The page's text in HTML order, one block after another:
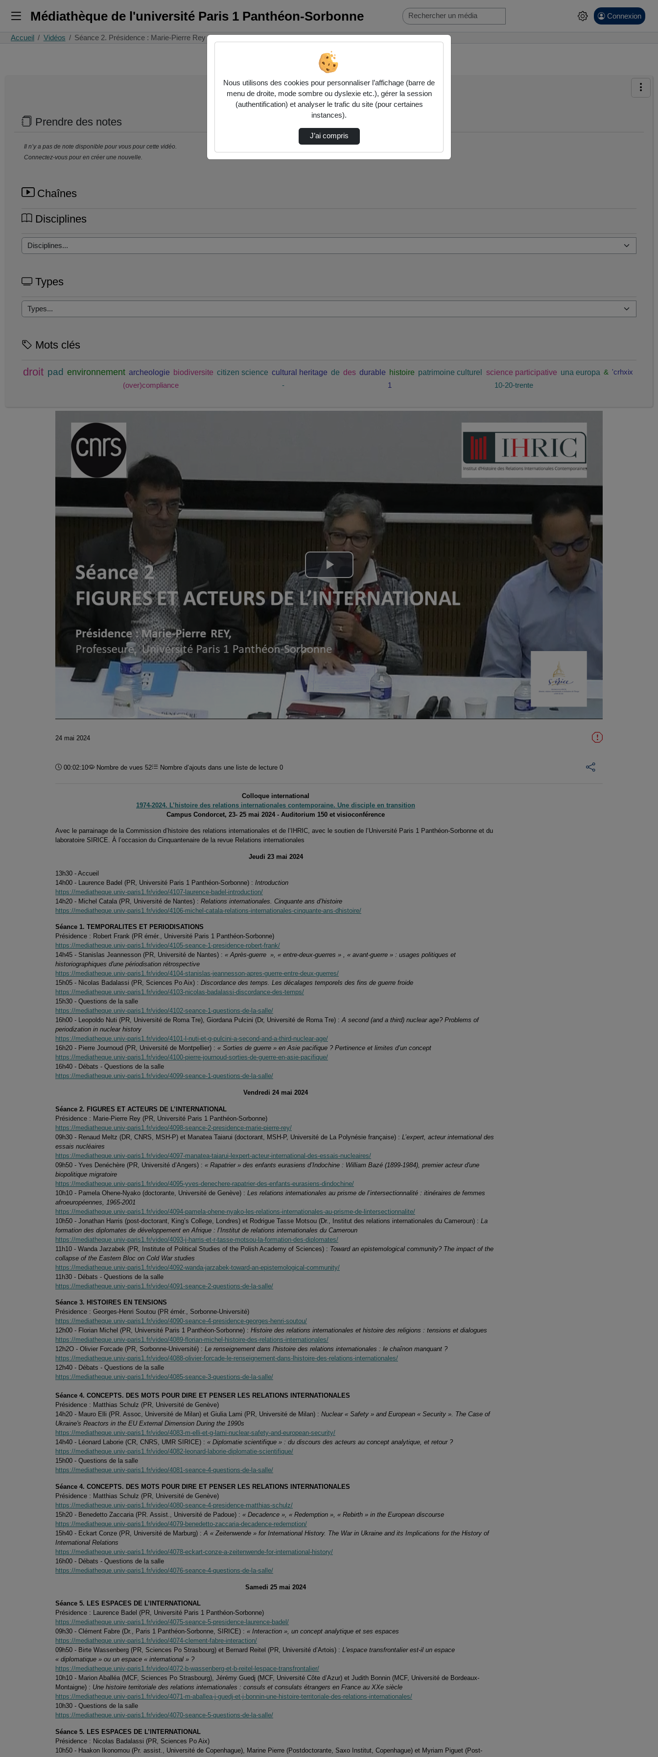
Médiathèque de l'université Paris 1 Panthéon-Sorbonne Connexion
Accueil Vidéos Séance 2. Présidence : Marie-Pierre Rey
Prendre des notes
Il n’y a pas de note disponible pour vous pour cette vidéo.
Connectez-vous pour en créer une nouvelle.
Chaînes
Disciplines
Types
Mots clés
droit pad environnement archeologie biodiversite citizen science cultural heritage de des durable histoire patrimoine culturel science participative una europa & 'crhxix
(over)compliance
- 1 10-20-trente
Lire
la
vidéo
24 mai 2024
Durée :
00:02:10 Nombre de vues 52 Nombre d’ajouts dans une liste de lecture 0
Colloque international
1974-2024. L’histoire des relations internationales contemporaine. Une disciple en transition
Campus Condorcet, 23- 25 mai 2024 - Auditorium 150 et visioconférence
Avec le parrainage de la Commission d’histoire des relations internationales et de l’IHRIC, avec le soutien de l’Université Paris 1 Panthéon-Sorbonne et du
laboratoire SIRICE. À l’occasion du Cinquantenaire de la revue Relations internationales
Jeudi 23 mai 2024
13h30 - Accueil
14h00 - Laurence Badel (PR, Université Paris 1 Panthéon-Sorbonne) : Introduction
https://mediatheque.univ-paris1.fr/video/4107-laurence-badel-introduction/
14h20 - Michel Catala (PR, Université de Nantes) : Relations internationales. Cinquante ans d’histoire
https://mediatheque.univ-paris1.fr/video/4106-michel-catala-relations-internationales-cinquante-ans-dhistoire/
Séance 1. TEMPORALITES ET PERIODISATIONS
Présidence : Robert Frank (PR émér., Université Paris 1 Panthéon-Sorbonne)
https://mediatheque.univ-paris1.fr/video/4105-seance-1-presidence-robert-frank/
14h45 - Stanislas Jeannesson (PR, Université de Nantes) : « Après-guerre », « entre-deux-guerres » , « avant-guerre » : usages politiques et
historiographiques d'une périodisation rétrospective
https://mediatheque.univ-paris1.fr/video/4104-stanislas-jeannesson-apres-guerre-entre-deux-guerres/
15h05 - Nicolas Badalassi (PR, Sciences Po Aix) : Discordance des temps. Les décalages temporels des fins de guerre froide
https://mediatheque.univ-paris1.fr/video/4103-nicolas-badalassi-discordance-des-temps/
15h30 - Questions de la salle
https://mediatheque.univ-paris1.fr/video/4102-seance-1-questions-de-la-salle/
16h00 - Leopoldo Nuti (PR, Université de Roma Tre), Giordana Pulcini (Dr, Université de Roma Tre) :A second (and a third) nuclear age? Problems of
periodization in nuclear history
https://mediatheque.univ-paris1.fr/video/4101-l-nuti-et-g-pulcini-a-second-and-a-third-nuclear-age/
16h20 - Pierre Journoud (PR, Université de Montpellier) : « Sorties de guerre » en Asie pacifique ? Pertinence et limites d’un concept
https://mediatheque.univ-paris1.fr/video/4100-pierre-journoud-sorties-de-guerre-en-asie-pacifique/
16h40 - Débats - Questions de la salle
https://mediatheque.univ-paris1.fr/video/4099-seance-1-questions-de-la-salle/
Vendredi 24 mai 2024
Séance 2. FIGURES ET ACTEURS DE L’INTERNATIONAL
Présidence : Marie-Pierre Rey (PR, Université Paris 1 Panthéon-Sorbonne)
https://mediatheque.univ-paris1.fr/video/4098-seance-2-presidence-marie-pierre-rey/
09h30 - Renaud Meltz (DR, CNRS, MSH-P) et Manatea Taiarui (doctorant, MSH-P, Université de La Polynésie française) : L’expert, acteur international des
essais nucléaires
https://mediatheque.univ-paris1.fr/video/4097-manatea-taiarui-lexpert-acteur-international-des-essais-nucleaires/
09h50 - Yves Denéchère (PR, Université d’Angers) : « Rapatrier » des enfants eurasiens d’Indochine : William Bazé (1899-1984), premier acteur d'une
biopolitique migratoire
https://mediatheque.univ-paris1.fr/video/4095-yves-denechere-rapatrier-des-enfants-eurasiens-dindochine/
10h10 - Pamela Ohene-Nyako (doctorante, Université de Genève) : Les relations internationales au prisme de l’intersectionnalité : itinéraires de femmes
afroeuropéennes, 1965-2001
https://mediatheque.univ-paris1.fr/video/4094-pamela-ohene-nyako-les-relations-internationales-au-prisme-de-lintersectionnalite/
10h50 - Jonathan Harris (post-doctorant, King’s College, Londres) et Rodrigue Tasse Motsou (Dr., Institut des relations internationales du Cameroun) : La
formation des diplomates de développement en Afrique : l’Institut de relations internationales du Cameroun
https://mediatheque.univ-paris1.fr/video/4093-j-harris-et-r-tasse-motsou-la-formation-des-diplomates/
11h10 - Wanda Jarzabek (PR, Institute of Political Studies of the Polish Academy of Sciences) : Toward an epistemological community? The impact of the
collapse of the Eastern Bloc on Cold War studies
https://mediatheque.univ-paris1.fr/video/4092-wanda-jarzabek-toward-an-epistemological-community/
11h30 - Débats - Questions de la salle
https://mediatheque.univ-paris1.fr/video/4091-seance-2-questions-de-la-salle/
Séance 3. HISTOIRES EN TENSIONS
Présidence : Georges-Henri Soutou (PR émér., Sorbonne-Université)
https://mediatheque.univ-paris1.fr/video/4090-seance-4-presidence-georges-henri-soutou/
12h00 - Florian Michel (PR, Université Paris 1 Panthéon-Sorbonne) : Histoire des relations internationales et histoire des religions : tensions et dialogues
https://mediatheque.univ-paris1.fr/video/4089-florian-michel-histoire-des-relations-internationales/
12h2O - Olivier Forcade (PR, Sorbonne-Université) : Le renseignement dans l'histoire des relations internationales : le chaînon manquant ?
https://mediatheque.univ-paris1.fr/video/4088-olivier-forcade-le-renseignement-dans-lhistoire-des-relations-internationales/
12h40 - Débats - Questions de la salle
https://mediatheque.univ-paris1.fr/video/4085-seance-3-questions-de-la-salle/
Séance 4. CONCEPTS. DES MOTS POUR DIRE ET PENSER LES RELATIONS INTERNATIONALES
Présidence : Matthias Schulz (PR, Université de Genève)
14h20 - Mauro Elli (PR. Assoc, Université de Milan) et Giulia Lami (PR, Université de Milan) : Nuclear « Safety » and European « Security ». The Case of
Ukraine's Reactors in the EU External Dimension During the 1990s
https://mediatheque.univ-paris1.fr/video/4083-m-elli-et-g-lami-nuclear-safety-and-european-security/
14h40 - Léonard Laborie (CR, CNRS, UMR SIRICE) : « Diplomatie scientifique » : du discours des acteurs au concept analytique, et retour ?
https://mediatheque.univ-paris1.fr/video/4082-leonard-laborie-diplomatie-scientifique/
15h00 - Questions de la salle
https://mediatheque.univ-paris1.fr/video/4081-seance-4-questions-de-la-salle/
Séance 4. CONCEPTS. DES MOTS POUR DIRE ET PENSER LES RELATIONS INTERNATIONALES
Présidence : Matthias Schulz (PR, Université de Genève)
https://mediatheque.univ-paris1.fr/video/4080-seance-4-presidence-matthias-schulz/
15h20 - Benedetto Zaccaria (PR. Assist., Université de Padoue) : « Decadence », « Redemption », « Rebirth » in the European discourse
https://mediatheque.univ-paris1.fr/video/4079-benedetto-zaccaria-decadence-redemption/
15h40 - Eckart Conze (PR, Université de Marburg) :A « Zeitenwende » for International History. The War in Ukraine and its Implications for the History of
International Relations
https://mediatheque.univ-paris1.fr/video/4078-eckart-conze-a-zeitenwende-for-international-history/
16h00 - Débats - Questions de la salle
https://mediatheque.univ-paris1.fr/video/4076-seance-4-questions-de-la-salle/
Samedi 25 mai 2024
Séance 5. LES ESPACES DE L’INTERNATIONAL
Présidence : Laurence Badel (PR, Université Paris 1 Panthéon-Sorbonne)
https://mediatheque.univ-paris1.fr/video/4075-seance-5-presidence-laurence-badel/
09h30 - Clément Fabre (Dr., Paris 1 Panthéon-Sorbonne, SIRICE) : « Interaction », un concept analytique et ses espaces
https://mediatheque.univ-paris1.fr/video/4074-clement-fabre-interaction/
09h50 - Birte Wassenberg (PR, Sciences Po Strasbourg) et Bernard Reitel (PR, Université d’Artois) : L'espace transfrontalier est-il un espace
« diplomatique » ou un espace « international » ?
https://mediatheque.univ-paris1.fr/video/4072-b-wassenberg-et-b-reitel-lespace-transfrontalier/
10h10 - Marion Aballéa (MCF, Sciences Po Strasbourg), Jérémy Guedj (MCF, Université Côte d’Azur) et Judith Bonnin (MCF, Université de Bordeaux-
Montaigne) : Une histoire territoriale des relations internationales : consuls et consulats étrangers en France au XXe siècle
https://mediatheque.univ-paris1.fr/video/4071-m-aballea-j-guedj-et-j-bonnin-une-histoire-territoriale-des-relations-internationales/
10h30 - Questions de la salle
https://mediatheque.univ-paris1.fr/video/4070-seance-5-questions-de-la-salle/
Séance 5. LES ESPACES DE L’INTERNATIONAL
Présidence : Nicolas Badalassi (PR, Sciences Po Aix)
10h50 - Haakon Ikonomou (Pr. assist., Université de Copenhague), Marine Pierre (Postdoctorante, Saxo Institut, Copenhague) et Myriam Piguet (Post-
Nous utilisons des cookies pour personnaliser l’affichage (barre de
menu de droite, mode sombre ou dyslexie etc.), gérer la session
(authentification) et analyser le trafic du site (pour certaines
instances).
J’ai compris